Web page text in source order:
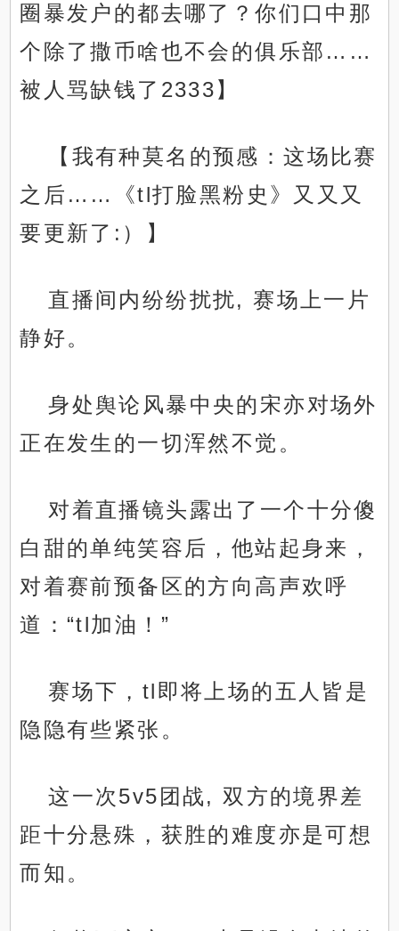
圈暴发户的都去哪了？你们口中那
个除了撒币啥也不会的俱乐部……
被人骂缺钱了2333】
【我有种莫名的预感：这场比赛
之后……《tl打脸黑粉史》又又又
要更新了:）】
直播间内纷纷扰扰, 赛场上一片
静好。
身处舆论风暴中央的宋亦对场外
正在发生的一切浑然不觉。
对着直播镜头露出了一个十分傻
白甜的单纯笑容后，他站起身来，
对着赛前预备区的方向高声欢呼
道：“tl加油！”
赛场下，tl即将上场的五人皆是
隐隐有些紧张。
这一次5v5团战, 双方的境界差
距十分悬殊，获胜的难度亦是可想
而知。